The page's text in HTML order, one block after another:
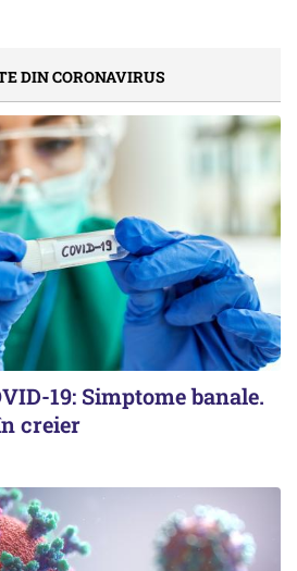
DIN CORONAVIRUS
19: Simptome banale.
creier